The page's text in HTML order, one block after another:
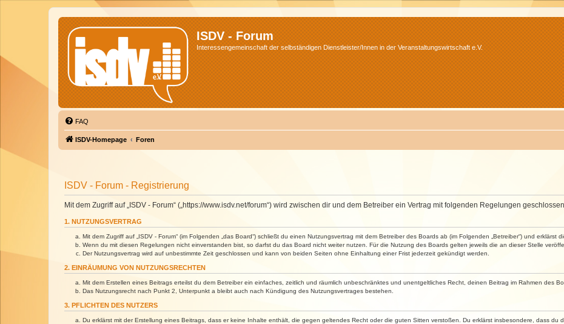
ISDV - Forum
Interessengemeinschaft der selbständigen Dienstleister/Innen in der Veranstaltungswirtschaft e.V.
FAQ
ISDV-Homepage Foren
ISDV - Forum - Registrierung
Mit dem Zugriff auf „ISDV - Forum“ („https://www.isdv.net/forum“) wird zwischen dir und dem Betreiber ein Vertrag mit folgenden Regelungen
1. NUTZUNGSVERTRAG
Mit dem Zugriff auf „ISDV - Forum“ (im Folgenden „das Board“) schließt du einen Nutzungsvertrag mit dem Betreiber des Boards ab (im Folgenden „Betreiber“) und
Wenn du mit diesen Regelungen nicht einverstanden bist, so darfst du das Board nicht weiter nutzen. Für die Nutzung des Boards gelten jeweils die an dieser Stelle
Der Nutzungsvertrag wird auf unbestimmte Zeit geschlossen und kann von beiden Seiten ohne Einhaltung einer Frist jederzeit gekündigt werden.
2. EINRÄUMUNG VON NUTZUNGSRECHTEN
Mit dem Erstellen eines Beitrags erteilst du dem Betreiber ein einfaches, zeitlich und räumlich unbeschränktes und unentgeltliches Recht, deinen Beitrag im Rahmen des
Das Nutzungsrecht nach Punkt 2, Unterpunkt a bleibt auch nach Kündigung des Nutzungsvertrages bestehen.
3. PFLICHTEN DES NUTZERS
Du erklärst mit der Erstellung eines Beitrags, dass er keine Inhalte enthält, die gegen geltendes Recht oder die guten Sitten verstoßen. Du erklärst insbesondere, dass du